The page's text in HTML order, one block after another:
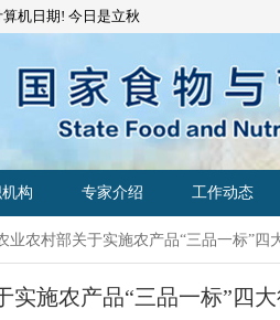
机日期! 今日是立秋
构 专家介绍 工作动态
业农村部关于实施农产品“三品一标”四
实施农产品“三品一标”四